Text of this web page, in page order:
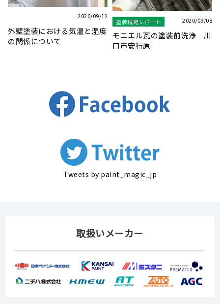
2024/11/08
木枠サッシの塗装
塗装現場レポート 2020/10/15
現場巡回自転車２号！
Tyrell（タイレル） ミニベ
Tweets by paint_magic_jp
取扱いメーカー